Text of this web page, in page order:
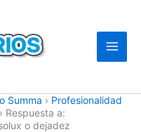
Summa › Profesionalidad
› Respuesta a:
o dejadez